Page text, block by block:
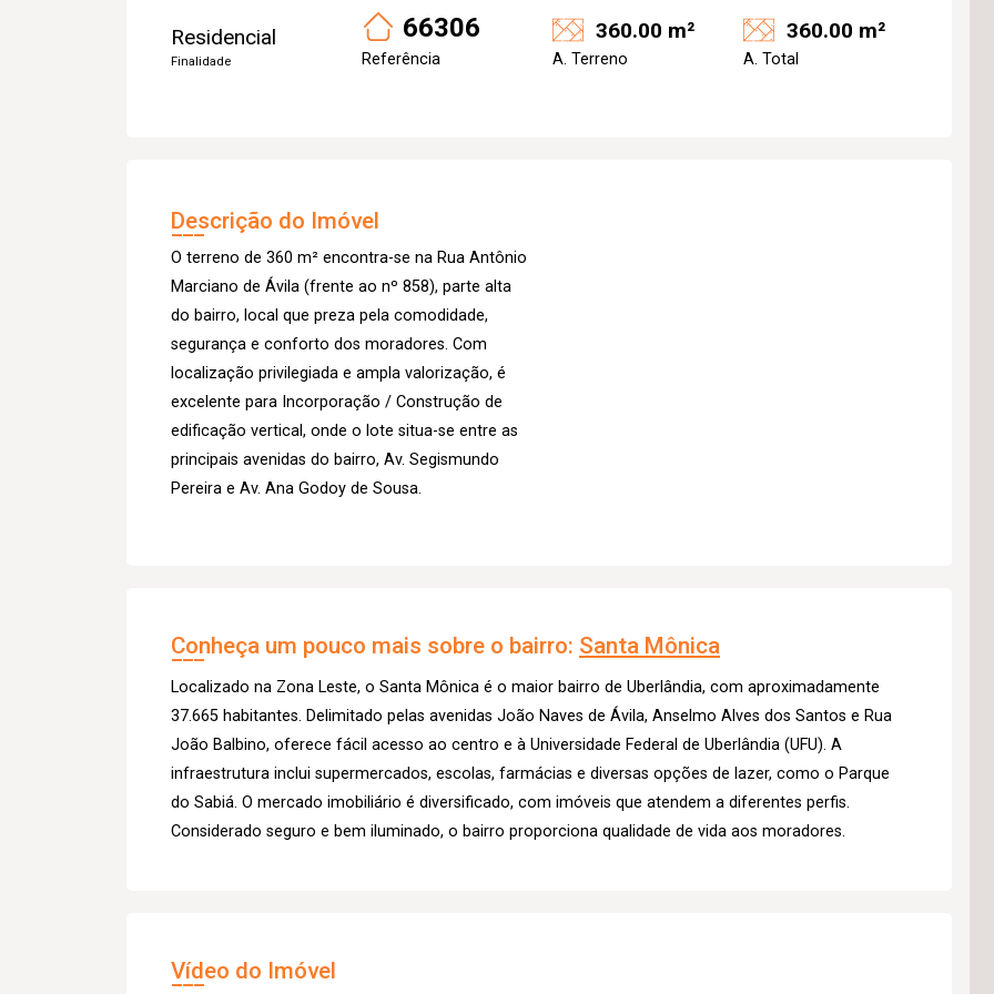
Residencial
Finalidade
66306
Referência
360.00 m²
A. Terreno
360.00 m²
A. Total
Descrição do Imóvel
O terreno de 360 m² encontra-se na Rua Antônio
Marciano de Ávila (frente ao nº 858), parte alta
do bairro, local que preza pela comodidade,
segurança e conforto dos moradores. Com
localização privilegiada e ampla valorização, é
excelente para Incorporação / Construção de
edificação vertical, onde o lote situa-se entre as
principais avenidas do bairro, Av. Segismundo
Pereira e Av. Ana Godoy de Sousa.
Conheça um pouco mais sobre o bairro: Santa Mônica
Localizado na Zona Leste, o Santa Mônica é o maior bairro de Uberlândia, com aproximadamente
37.665 habitantes. Delimitado pelas avenidas João Naves de Ávila, Anselmo Alves dos Santos e Rua
João Balbino, oferece fácil acesso ao centro e à Universidade Federal de Uberlândia (UFU). A
infraestrutura inclui supermercados, escolas, farmácias e diversas opções de lazer, como o Parque
do Sabiá. O mercado imobiliário é diversificado, com imóveis que atendem a diferentes perfis.
Considerado seguro e bem iluminado, o bairro proporciona qualidade de vida aos moradores.
Vídeo do Imóvel